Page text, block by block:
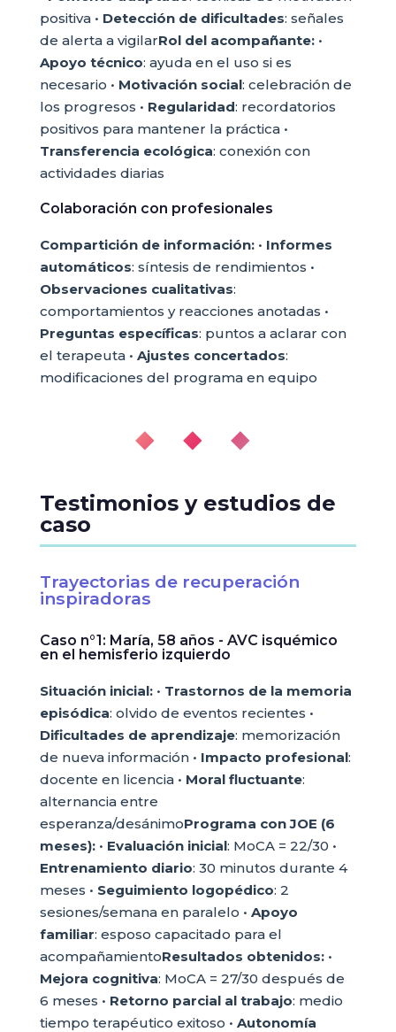
positiva • Detección de dificultades: señales
de alerta a vigilarRol del acompañante:•
Apoyo técnico: ayuda en el uso si es
necesario • Motivación social: celebración de
los progresos • Regularidad: recordatorios
positivos para mantener la práctica •
Transferencia ecológica: conexión con
actividades diarias
Colaboración con profesionales
Compartición de información:• Informes
automáticos: síntesis de rendimientos •
Observaciones cualitativas:
comportamientos y reacciones anotadas •
Preguntas específicas: puntos a aclarar con
el terapeuta • Ajustes concertados:
modificaciones del programa en equipo
◆ ◆ ◆
Testimonios y estudios de
caso
Trayectorias de recuperación
inspiradoras
Caso n°1: María, 58 años - AVC isquémico
en el hemisferio izquierdo
Situación inicial:• Trastornos de la memoria
episódica: olvido de eventos recientes •
Dificultades de aprendizaje: memorización
de nueva información • Impacto profesional:
docente en licencia • Moral fluctuante:
alternancia entre
esperanza/desánimoPrograma con JOE (6
meses):• Evaluación inicial: MoCA = 22/30 •
Entrenamiento diario: 30 minutos durante 4
meses • Seguimiento logopédico: 2
sesiones/semana en paralelo • Apoyo
familiar: esposo capacitado para el
acompañamientoResultados obtenidos:•
Mejora cognitiva: MoCA = 27/30 después de
6 meses • Retorno parcial al trabajo: medio
tiempo terapéutico exitoso • Autonomía